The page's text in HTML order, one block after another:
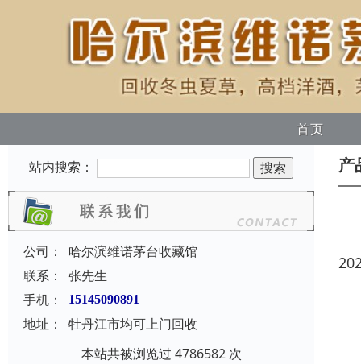
首页
站内搜索：
公司：
哈尔滨维诺茅台收藏馆
联系：
张先生
手机：
15145090891
地址：
牡丹江市均可上门回收
本站共被浏览过 4786582 次
产